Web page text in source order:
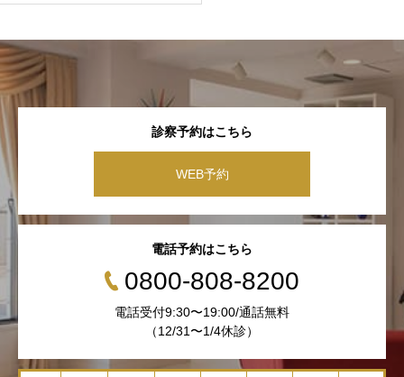
診察予約はこちら
WEB予約
電話予約はこちら
0800-808-8200
電話受付9:30〜19:00/通話無料
（12/31〜1/4休診）